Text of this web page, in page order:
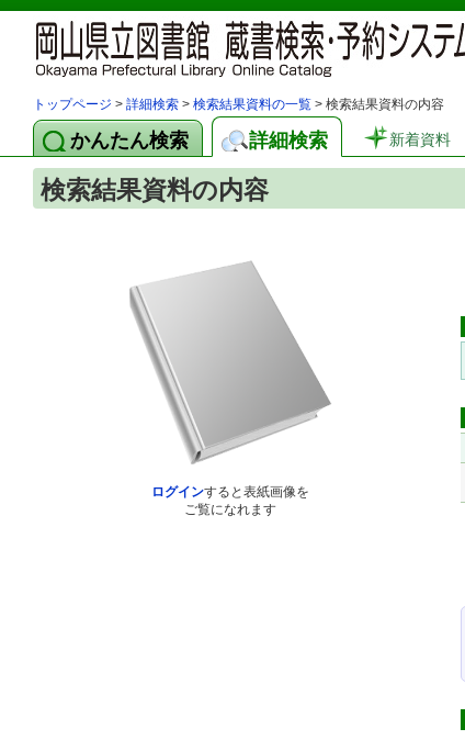
トップページ > 詳細検索 > 検索結果資料の一覧 > 検索結果資料の内容
かんたん検索 詳細検索 新着資料
検索結果資料の内容
ログインすると表紙画像を
ご覧になれます